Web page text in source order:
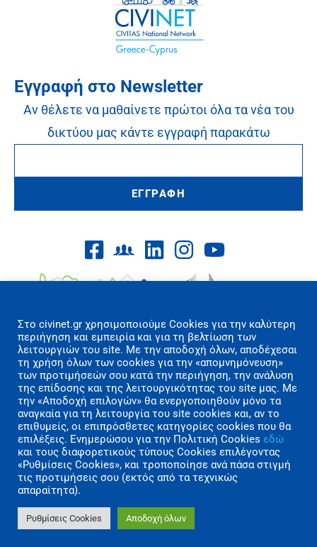
Εγγραφή στο Newsletter
Αν θέλετε να μαθαίνετε πρώτοι όλα τα νέα του
δικτύου μας κάντε εγγραφή παρακάτω
ΕΓΓΡΑΦΗ
Όροι Χρήσης/Πολιτική Απορρήτου
Επικοινωνία
Copyright 2026 CIVINET Greece-Cyprus
A.M.K.E. All rights reserved | Created by
Polygons Studio
Στo civinet.gr χρησιμοποιούμε Cookies για την καλύτερη
περιήγηση και εμπειρία και για τη βελτίωση των
λειτουργιών του site. Με την αποδοχή όλων, αποδέχεσαι
τη χρήση όλων των cookies για την «απομνημόνευση»
των προτιμήσεών σου κατά την περιήγηση, την ανάλυση
της επίδοσης και της λειτουργικότητας του site μας. Με
την «Αποδοχή επιλογών» θα ενεργοποιηθούν μόνο τα
αναγκαία για τη λειτουργία του site cookies και, αν το
επιθυμείς, οι επιπρόσθετες κατηγορίες cookies που θα
επιλέξεις. Ενημερώσου για την Πολιτική Cookies εδώ
και τους διαφορετικούς τύπους Cookies επιλέγοντας
«Ρυθμίσεις Cookies», και τροποποίησε ανά πάσα στιγμή
τις προτιμήσεις σου (εκτός από τα τεχνικώς
απαραίτητα).
Ρυθμίσεις Cookies Αποδοχή όλων